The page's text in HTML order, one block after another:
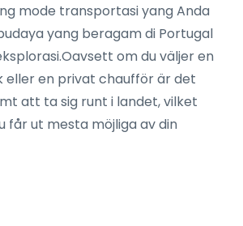
mode transportasi yang Anda
yang beragam di Portugal
om du väljer en
eller en privat chaufför är det
att ta sig runt i landet, vilket
får ut mesta möjliga av din